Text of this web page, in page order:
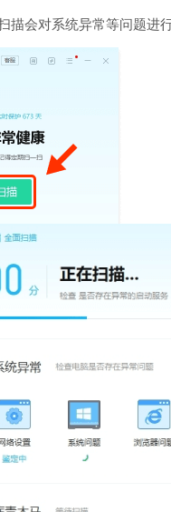
描会对系统异常等问题进